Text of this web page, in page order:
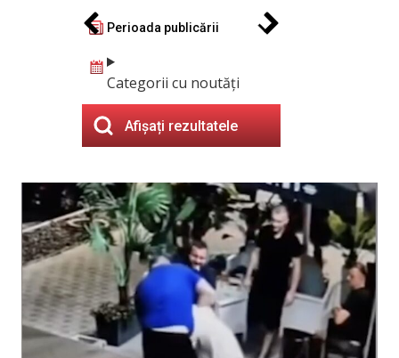
Perioada publicării
Categorii cu noutăți
Afișați rezultatele